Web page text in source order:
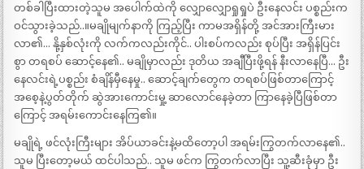
တစ်ခါပြီးထားတဲ့သူမ အပေါက်ထဲကို လျှောလျှောရှုရှုပဲ ဦးနေလင်း ပစ္စည်းက
ဝင်သွားခဲ့သည်..။မချိုမျက်နာကို ကြည့်ပြီး ကာမအရှိန်တို့ အင်အားကြီးမား
လာ၏… နို့နှစ်လုံးကို လက်ကလည်းကိုင်.. ပါးစပ်ကလည်း စုပ်ပြီး အရှိန်ပြင်း
စွာ တရစပ် ဆောင့်နေ၏.. မချိုမှာလည်း ဒုတိယ အချီပြီးဖို့ရန် နီးလာနေပြီ… ဦး
နေလင်းရဲ့ပစ္စည်း စံချိန်မှီနေမှု.. ဆောင့်ချက်တွေက တရစပ်ဖြစ်တာကြောင့်
အစေ့နဲ့ပွတ်တိုက် ဆွဲအားကောင်းမှု့ ဆာလောင်နေခဲ့တာ ကြာနေခဲ့ပြီဖြစ်တာ
ကြောင့် အရမ်းကောင်းနေကြ၏။
မချိုရဲ့ ဖင်လုံးကြီးများ အိပ်ယာခင်းနဲ့မထိတော့ပါ အရမ်းကြွတက်လာနေ၏..
သူမ ပြီးတော့မယ် ထင်ပါသည်.. သူမ ဖင်က ကြွတက်လာပြီး သူ့ဆီးခုံမှာ ဦး